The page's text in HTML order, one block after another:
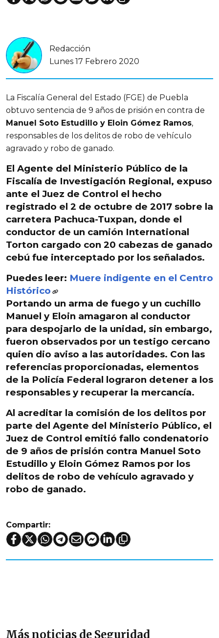
Redacción
Lunes 17 Febrero 2020
La Fiscalía General del Estado (FGE) de Puebla
obtuvo sentencia de 9 años de prisión en contra de
Manuel Soto Estudillo y Eloin Gómez Ramos,
responsables de los delitos de robo de vehículo
agravado y robo de ganado.
El Agente del Ministerio Público de la
Fiscalía de Investigación Regional, expuso
ante el Juez de Control el hecho
registrado el 2 de octubre de 2017 sobre la
carretera Pachuca-Tuxpan, donde el
conductor de un camión International
Torton cargado con 20 cabezas de ganado
cebú fue interceptado por los señalados.
Puedes leer: Muere indigente en el Centro
Histórico
Portando un arma de fuego y un cuchillo
Manuel y Eloin amagaron al conductor
para despojarlo de la unidad, sin embargo,
fueron observados por un testigo cercano
quien dio aviso a las autoridades. Con las
referencias proporcionadas, elementos
de la Policía Federal lograron detener a los
responsables y recuperar la mercancía.
Al acreditar la comisión de los delitos por
parte del Agente del Ministerio Público, el
Juez de Control emitió fallo condenatorio
de 9 años de prisión contra Manuel Soto
Estudillo y Eloin Gómez Ramos por los
delitos de robo de vehículo agravado y
robo de ganado.
Compartir:
Más noticias de Seguridad